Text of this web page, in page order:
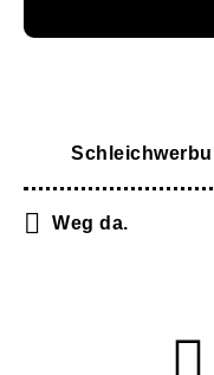
Weg da.